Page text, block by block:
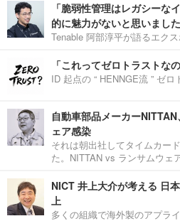
「脆弱性管理はレガシーな
的に魅力がないと思いまし
Tenable 阿部淳平が語るエク
「これってゼロトラストな
ID 起点の “ HENNGE流 ” ゼ
自動車部品メーカー
ェア感染
それは朝出社してタイムカー
た。NITTAN vs ランサムウェ
NICT 井上大介が考える 日
上
多くの組織で海外製のアプラ